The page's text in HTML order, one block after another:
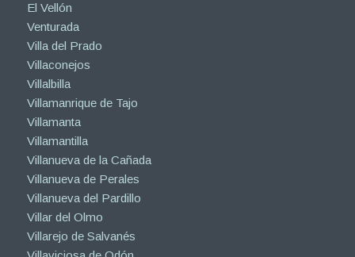
El Vellón
Venturada
Villa del Prado
Villaconejos
Villalbilla
Villamanrique de Tajo
Villamanta
Villamantilla
Villanueva de la Cañada
Villanueva de Perales
Villanueva del Pardillo
Villar del Olmo
Villarejo de Salvanés